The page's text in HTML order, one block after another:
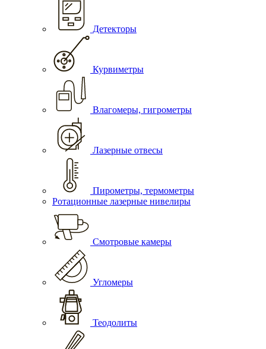
Детекторы
Курвиметры
Влагомеры, гигрометры
Лазерные отвесы
Пирометры, термометры
Ротационные лазерные нивелиры
Смотровые камеры
Угломеры
Теодолиты